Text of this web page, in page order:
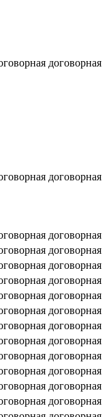
договорная
договорная
договорная
договорная
договорная
договорная
договорная
договорная
договорная
договорная
договорная
договорная
договорная
договорная